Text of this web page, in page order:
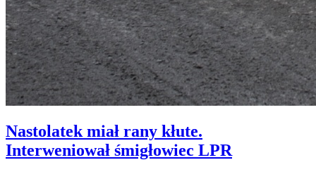
Nastolatek miał rany kłute.
Interweniował śmigłowiec LPR